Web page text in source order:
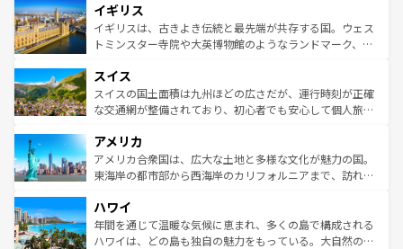
いる。シャンパンの発祥地であるランス、プロヴァンスの
香り高いラベンダー畑など、多彩な楽しみ方が可能だ。さ
らに、パリ以外の地域にも魅力が溢れており、どの街角に
れる地方に足を運ぶとそれぞれで全く異なる文化を体験で
きるだろう。 なお、新着のフランス情報はコンテンツ一覧
を参照してほしい。
顔を持つこの国は、どこを歩いても飽きることがない。ベ
ルリンの文化的活気、バイエルン州のアルプスの絶景、そ
してライン川沿いのワイン畑といった風景は必見。ビール
は、お酒好きな人にはぜひ体験してほしい。 なお、新着の
ドイツ情報はコンテンツ一覧を参照してほしい。
イギリス
イギリスは、古きよき伝統と最先端が共存する国。ウェス
トミンスター寺院や大英博物館のようなランドマーク、歴
リアごとに異なる魅力がある。また、優雅なアフタヌーン
ティー、ビール好きにはたまらない英国パブ、サッカー観
戦など、本場だからこそできる体験も豊富。イギリスを旅
ンツ一覧を参照してほしい。
スイス
スイスの国土面積は九州ほどの広さだが、運行時刻が正確
な交通網が整備されており、初心者でも安心して個人旅行
の建物がそのまま残る町や、スイスならではのユニークな
博物館もあり、アルプス観光だけでなく町歩きも満喫する
ことができる。国民の所得が高いため物価も高いが、旅行
ば市内交通費無料で観光を楽しむこともできる。 なお、新
着のスイス情報はコンテンツ一覧 を参照してほしい。
アメリカ
アメリカ合衆国は、広大な土地と多様な文化が魅力の国。
東海岸の都市部から西海岸のカリフォルニアまで、訪れる
のような巨大都市は、観光、ショッピング、エンターテイ
ンメントが詰まった刺激的なスポットだ。一方、アメリカ
西部には大自然が広がり、グランドキャニオンやイエロー
ハワイ
年間を通じて温暖な気候に恵まれ、多くの島で構成される
ハワイは、どの島も独自の魅力をもっている。大自然の神